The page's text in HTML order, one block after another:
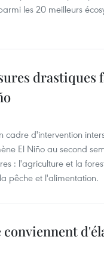
les 20 meilleurs
drastiques
d'intervention
El Niño au second
: l'agriculture et la
pêche et l'alimentation.
conviennent